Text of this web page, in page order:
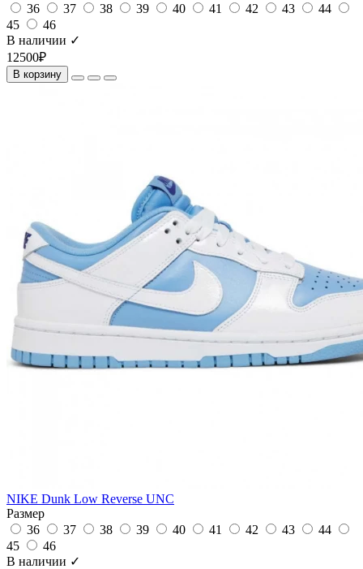
36
37 38 39 40 41 42 43
44
45
46
В наличии ✓
12500₽
В корзину
NIKE Dunk Low Reverse UNC
Размер
36
37 38 39 40 41 42 43
44
45
46
В наличии ✓